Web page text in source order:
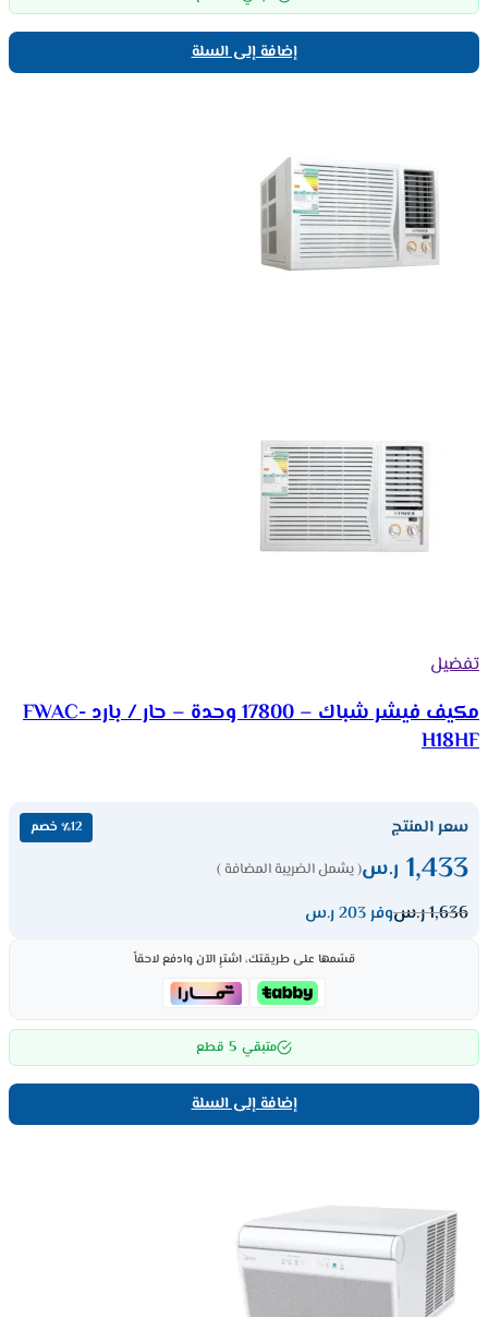
إضافة إلى السلة
تفضيل
مكيف فيشر شباك – 17800 وحدة – حار / بارد FWAC-
H18HF
سعر المنتج ٪12 خصم
1,433 ر.س( يشمل الضريبة المضافة )
1,636ر.سوفر 203 ر.س
قسّمها على طريقتك، اشترِ الآن وادفع لاحقاً
متبقي 5 قطع
إضافة إلى السلة